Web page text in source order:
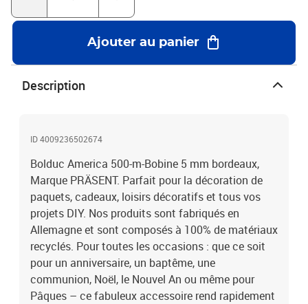
Ajouter au panier
Description
ID 4009236502674
Bolduc America 500-m-Bobine 5 mm bordeaux,
Marque PRÄSENT. Parfait pour la décoration de
paquets, cadeaux, loisirs décoratifs et tous vos
projets DIY. Nos produits sont fabriqués en
Allemagne et sont composés à 100% de matériaux
recyclés. Pour toutes les occasions : que ce soit
pour un anniversaire, un baptême, une
communion, Noël, le Nouvel An ou même pour
Pâques – ce fabuleux accessoire rend rapidement